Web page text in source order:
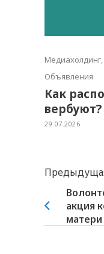
Медиахолдинг,
Объявления
Как
вербуют?
29.07.2026
акция
матери